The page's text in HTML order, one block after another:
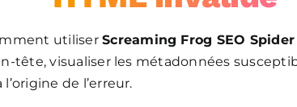
utiliserScreaming Frog SEO Spider
tête, visualiser les métadonnées
de l’erreur.